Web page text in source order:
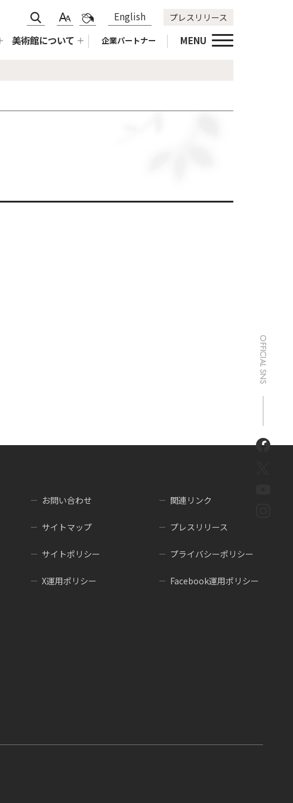
サ
ト
文
サ
更
標
拡
合
い
青
黒
English プレスリリース
美術館について 企業パートナー MENU
お問い合わせ 関連リンク
サイトマップ プレスリリース
サイトポリシー プライバシーポリシー
X運用ポリシー Facebook運用ポリシー